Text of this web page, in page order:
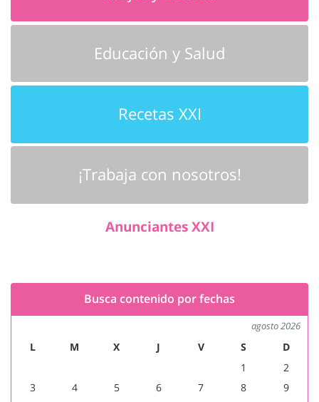
Educación y Salud
Recetas XXI
¡Trabaja con nosotros!
Anunciantes XXI
Busca contenido por fechas
agosto 2026
L M X J V S
D
1
2
3
4 5 6 7 8
9